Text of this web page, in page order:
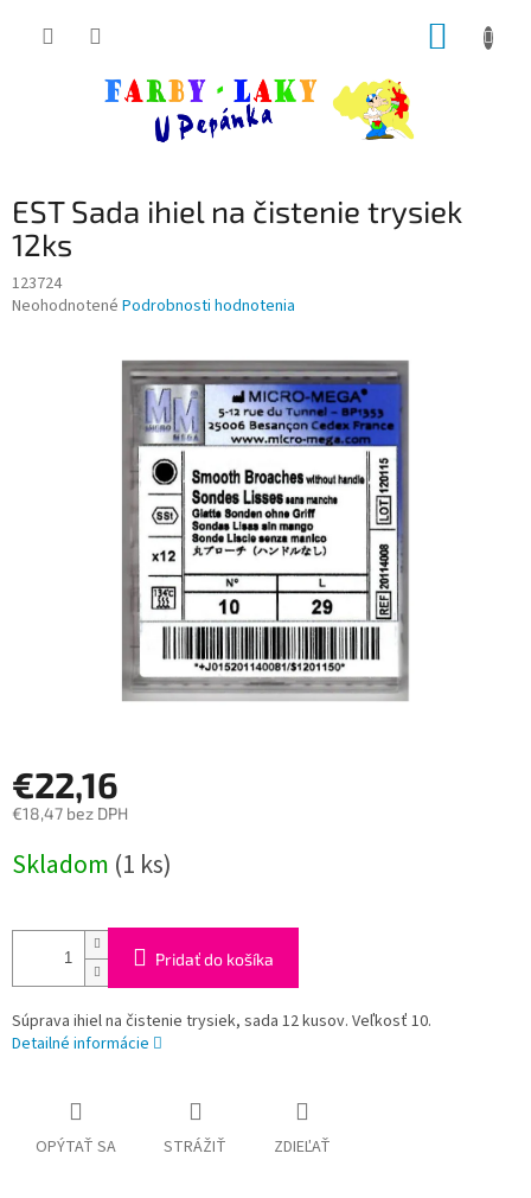
EST Sada ihiel na čistenie trysiek
12ks
123724
Priemerné
Neohodnotené Podrobnosti hodnotenia
€22,16
€18,47 bez DPH
cena:
Skladom (1 ks)
Pridať do košíka
Súprava ihiel na čistenie trysiek, sada 12 kusov. Veľkosť 10.
Detailné informácie
OPÝTAŤ SA STRÁŽIŤ ZDIEĽAŤ